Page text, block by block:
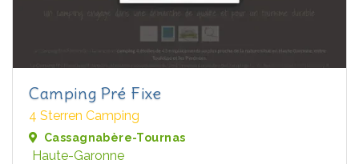
Camping Pré Fixe
4 Sterren Camping
Cassagnabère-Tournas
Haute-Garonne